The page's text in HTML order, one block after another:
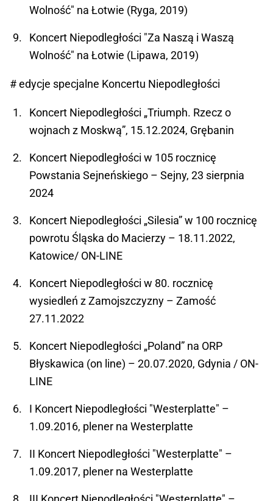
Wolność" na Łotwie (Ryga, 2019)
Koncert Niepodległości "Za Naszą i Waszą
Wolność" na Łotwie (Lipawa, 2019)
# edycje specjalne Koncertu Niepodległości
Koncert Niepodległości „Triumph. Rzecz o
wojnach z Moskwą”, 15.12.2024, Grębanin
Koncert Niepodległości w 105 rocznicę
Powstania Sejneńskiego – Sejny, 23 sierpnia
2024
Koncert Niepodległości „Silesia” w 100 rocznicę
powrotu Śląska do Macierzy – 18.11.2022,
Katowice/ ON-LINE
Koncert Niepodległości w 80. rocznicę
wysiedleń z Zamojszczyzny – Zamość
27.11.2022
Koncert Niepodległości „Poland” na ORP
Błyskawica (on line) – 20.07.2020, Gdynia / ON-
LINE
I Koncert Niepodległości "Westerplatte" –
1.09.2016, plener na Westerplatte
II Koncert Niepodległości "Westerplatte" –
1.09.2017, plener na Westerplatte